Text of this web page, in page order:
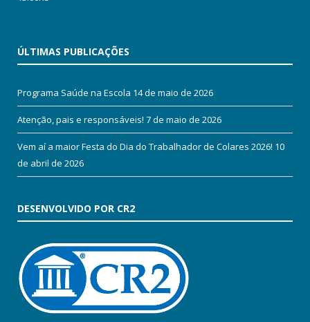
ÚLTIMAS PUBLICAÇÕES
Programa Saúde na Escola 14 de maio de 2026
Atenção, pais e responsáveis! 7 de maio de 2026
Vem aí a maior Festa do Dia do Trabalhador de Colares 2026! 10
de abril de 2026
DESENVOLVIDO POR CR2